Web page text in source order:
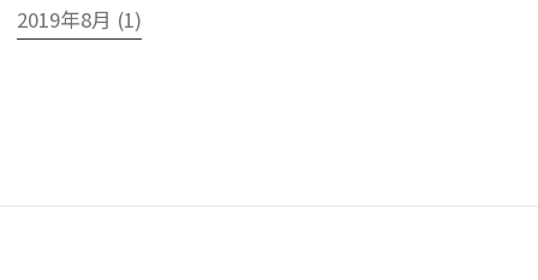
2019年8月 (1)